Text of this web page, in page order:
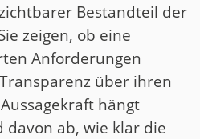
Bestandteil der
zeigen, ob eine
Anforderungen
über ihren
hängt
davon ab, wie klar die